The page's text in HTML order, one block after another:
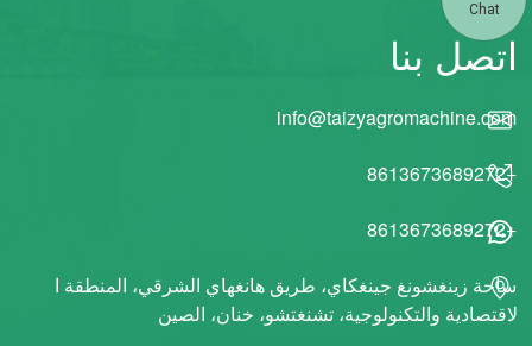
اتصل بنا
+8613673689272
+8613673689272
ساحة زينغشونغ جينغكاي، طريق هانغهاي الشرقي، المنطقة ا
لاقتصادية والتكنولوجية، تشنغتشو، خنان، الصين
Chat